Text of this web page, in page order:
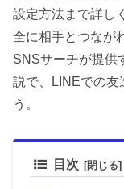
設定方法まで詳し
全に相手とつなが
SNSサーチが提供
説で、LINEでの友
う。
目次